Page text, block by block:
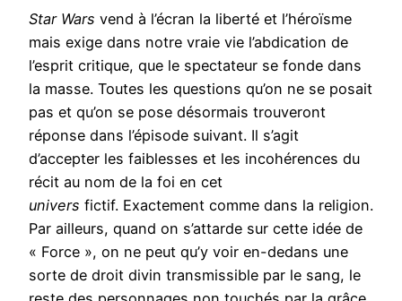
Star Wars vend à l’écran la liberté et l’héroïsme
mais exige dans notre vraie vie l’abdication de
l’esprit critique, que le spectateur se fonde dans
la masse. Toutes les questions qu’on ne se posait
pas et qu’on se pose désormais trouveront
réponse dans l’épisode suivant. Il s’agit
d’accepter les faiblesses et les incohérences du
récit au nom de la foi en cet
univers fictif. Exactement comme dans la religion.
Par ailleurs, quand on s’attarde sur cette idée de
« Force », on ne peut qu’y voir en-dedans une
sorte de droit divin transmissible par le sang, le